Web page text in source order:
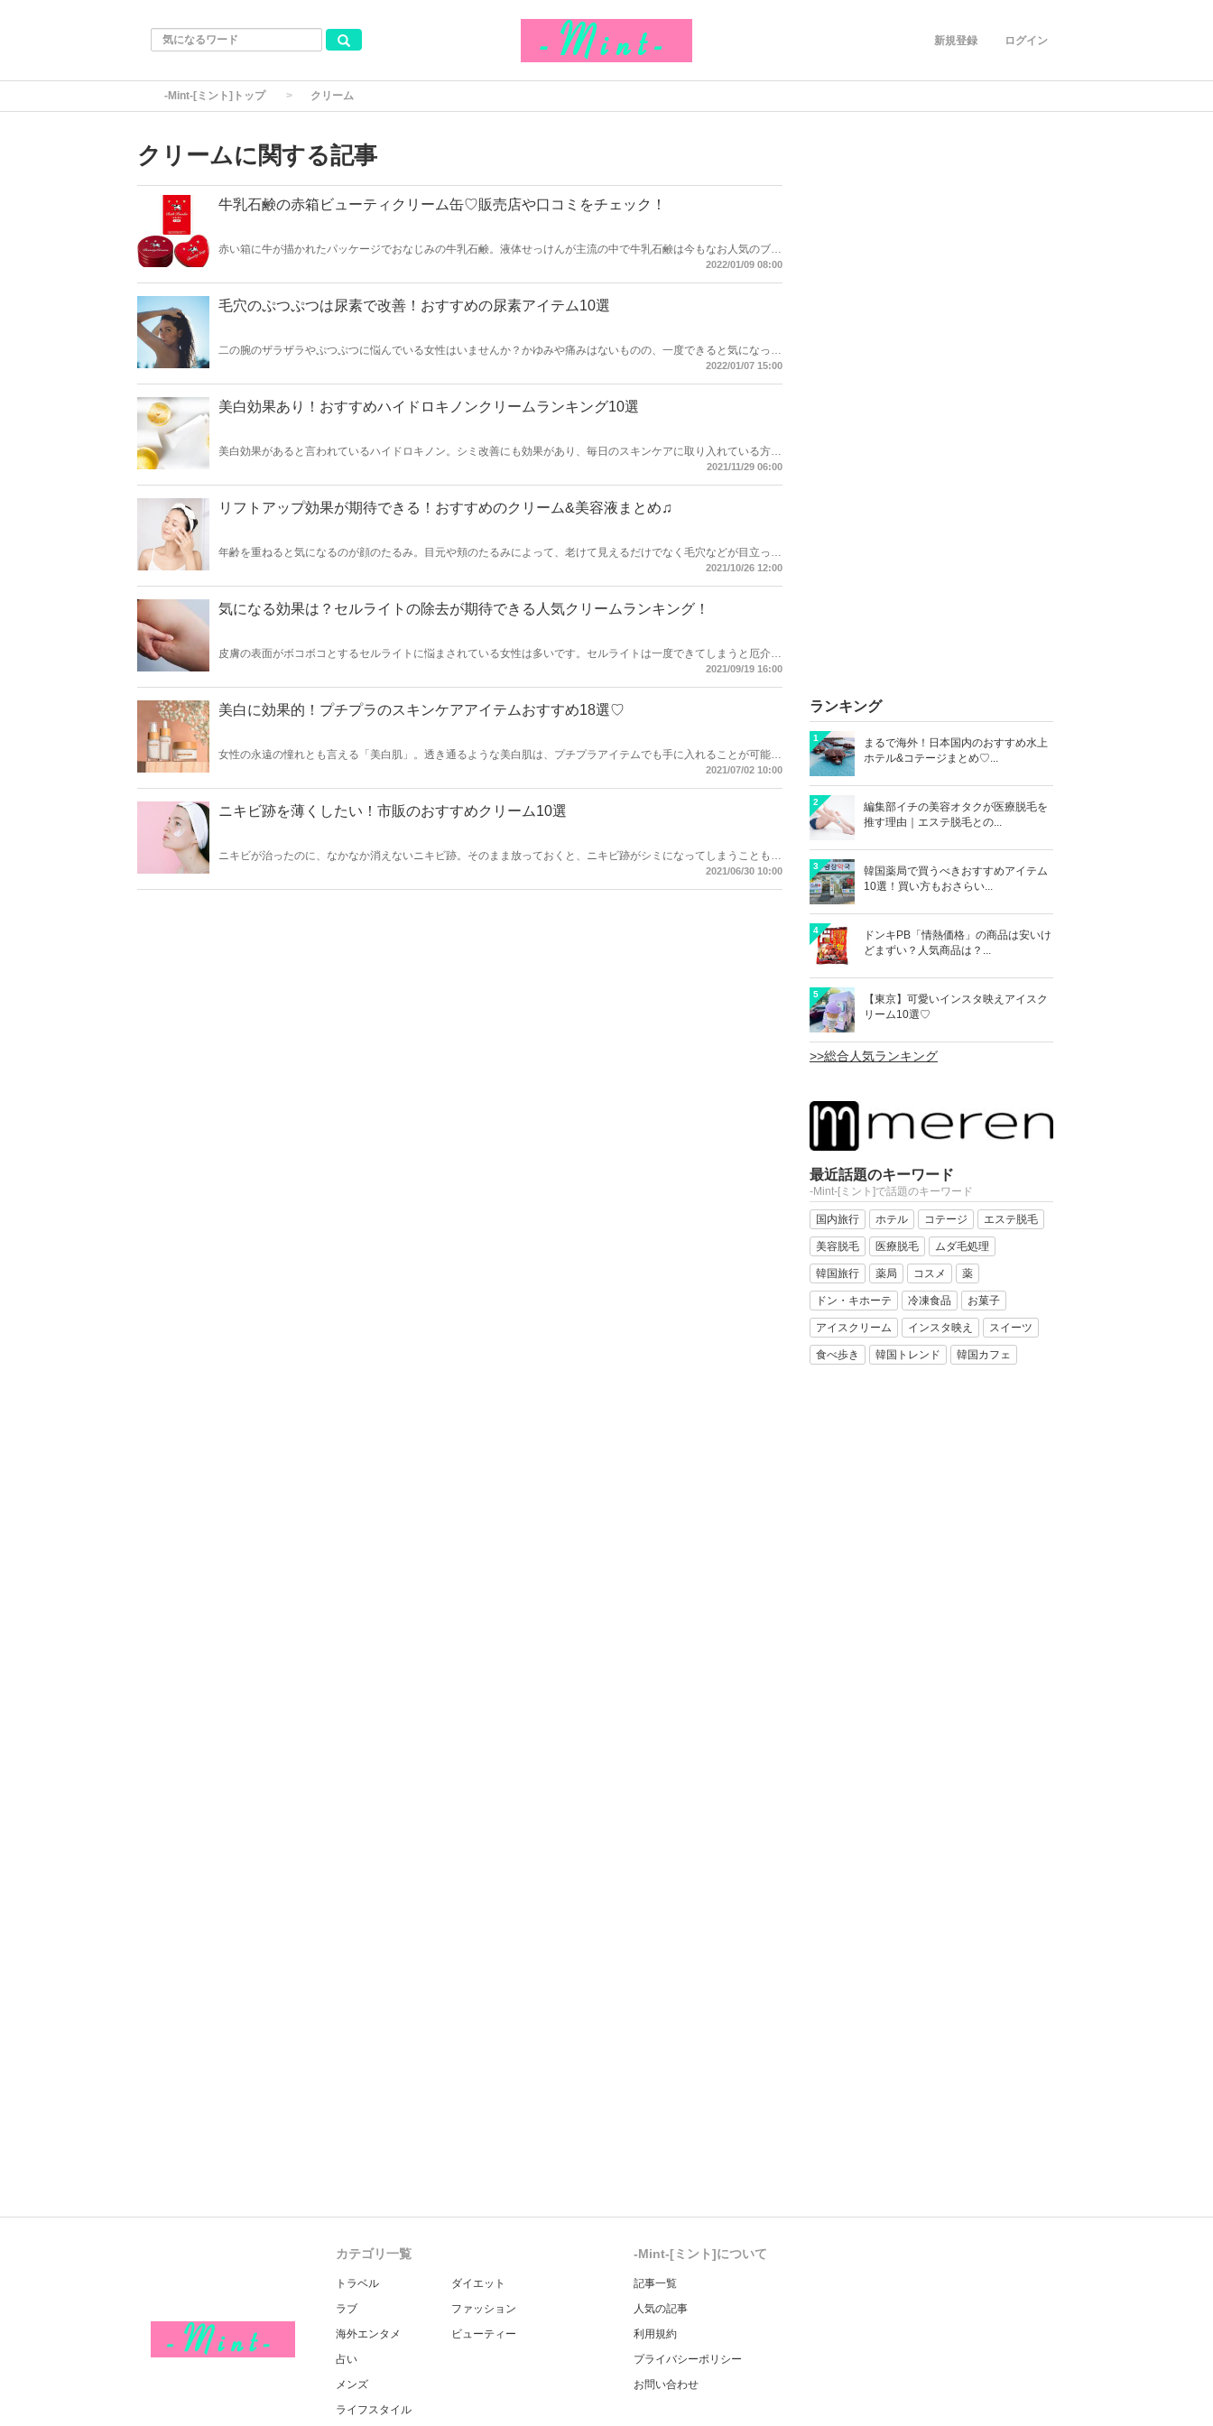
ログイン
新規登録
-Mint-[ミント]トップ クリーム
クリームに関する記事
牛乳石鹸の赤箱ビューティクリーム缶♡販売店や口コミをチェック！
赤い箱に牛が描かれたパッケージでおなじみの牛乳石鹸。液体せっけんが主流の中で牛乳石鹸は今もなお人気のブラ
ンドです。そんな牛乳石鹸からクリームが発売され、話題になっています。今回は赤い缶に入った牛乳石鹸のクリー
2022/01/09 08:00
毛穴のぷつぷつは尿素で改善！おすすめの尿素アイテム10選
二の腕のザラザラやぷつぷつに悩んでいる女性はいませんか？かゆみや痛みはないものの、一度できると気になって
しまうもの。そこで今回は二の腕の毛穴のぷつぷつ改善におすすめの尿素アイテムをご紹介！ぷつぷつができる原因
2022/01/07 15:00
美白効果あり！おすすめハイドロキノンクリームランキング10選
美白効果があると言われているハイドロキノン。シミ改善にも効果があり、毎日のスキンケアに取り入れている方が
増えています。そこで今回はおすすめのハイドロキノンクリームをランキング形式でご紹介！美白を目指す方はぜひ
2021/11/29 06:00
リフトアップ効果が期待できる！おすすめのクリーム&美容液まとめ♫
年齢を重ねると気になるのが顔のたるみ。目元や頬のたるみによって、老けて見えるだけでなく毛穴などが目立って
しまうこともあります。そこで今回はリフトアップ効果が期待できるおすすめのクリームと美容液をご紹介！初めて
2021/10/26 12:00
気になる効果は？セルライトの除去が期待できる人気クリームランキング！
皮膚の表面がボコボコとするセルライトに悩まされている女性は多いです。セルライトは一度できてしまうと厄介！
2021/09/19 16:00
美白に効果的！プチプラのスキンケアアイテムおすすめ18選♡
女性の永遠の憧れとも言える「美白肌」。透き通るような美白肌は、プチプラアイテムでも手に入れることが可能！
2021/07/02 10:00
ニキビ跡を薄くしたい！市販のおすすめクリーム10選
ニキビが治ったのに、なかなか消えないニキビ跡。そのまま放っておくと、ニキビ跡がシミになってしまうこともあ
2021/06/30 10:00
ランキング
1
まるで海外！日本国内のおすすめ水上
ホテル&コテージまとめ♡...
2
編集部イチの美容オタクが医療脱毛を
推す理由｜エステ脱毛との...
3
韓国薬局で買うべきおすすめアイテム
10選！買い方もおさらい...
4
ドンキPB「情熱価格」の商品は安いけ
どまずい？人気商品は？...
5
【東京】可愛いインスタ映えアイスク
リーム10選♡
>>総合人気ランキング
最近話題のキーワード
-Mint-[ミント]で話題のキーワード
国内旅行 ホテル コテージ エステ脱毛
美容脱毛 医療脱毛 ムダ毛処理
韓国旅行 薬局 コスメ 薬
ドン・キホーテ 冷凍食品 お菓子
アイスクリーム インスタ映え スイーツ
食べ歩き 韓国トレンド 韓国カフェ
カテゴリ一覧
トラベル
ラブ
海外エンタメ
占い
メンズ
ライフスタイル
ダイエット
ファッション
ビューティー
-Mint-[ミント]について
記事一覧
人気の記事
利用規約
プライバシーポリシー
お問い合わせ